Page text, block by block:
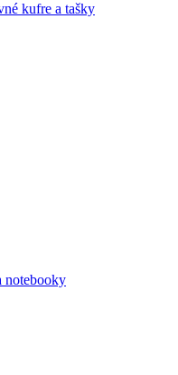
kufre a tašky
notebooky